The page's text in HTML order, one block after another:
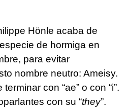
Hönle acaba de
de hormiga en
para evitar
nombre neutro: Ameisy.
con “ae” o con “i”.
con su “they”.